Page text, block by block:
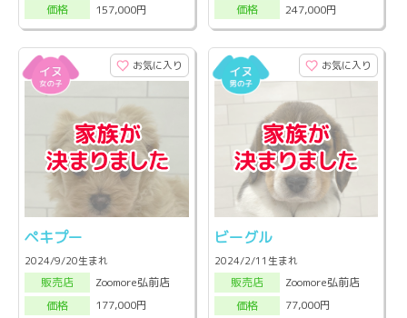
価格
157,000円
価格
247,000円
お気に入り
ペキプー
2024/9/20生まれ
販売店
Zoomore弘前店
価格
177,000円
お気に入り
ビーグル
2024/2/11生まれ
販売店
Zoomore弘前店
価格
77,000円